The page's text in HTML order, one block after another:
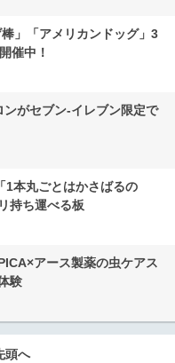
」「アメリカンドッグ」3
催中！
がセブン‐イレブン限定で
1本丸ごとはかさばるの
持ち運べる板
アース製薬の虫ケアス
験
頭へ